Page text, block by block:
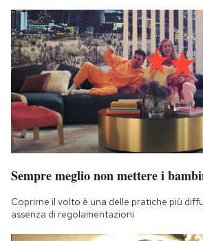
Sempre meglio non mettere i
Coprirne il volto è una delle pratiche più
assenza di regolamentazioni